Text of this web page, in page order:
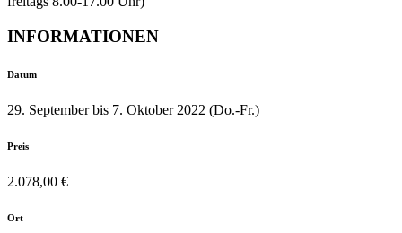
INFORMATIONEN
Datum
29. September bis 7. Oktober 2022 (Do.-Fr.)
Preis
2.078,00 €
Ort